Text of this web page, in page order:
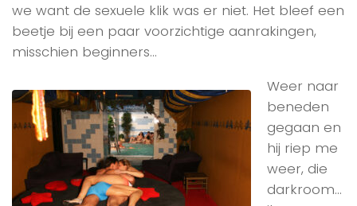
we want de sexuele klik was er niet. Het bleef een
beetje bij een paar voorzichtige aanrakingen,
misschien beginners…
Weer naar
beneden
gegaan en
hij riep me
weer, die
darkroom…